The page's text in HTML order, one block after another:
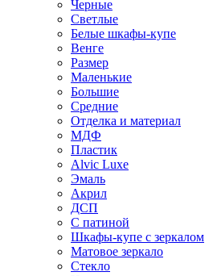
Черные
Светлые
Белые шкафы-купе
Венге
Размер
Маленькие
Большие
Средние
Отделка и материал
МДФ
Пластик
Alvic Luxe
Эмаль
Акрил
ДСП
С патиной
Шкафы-купе с зеркалом
Матовое зеркало
Стекло